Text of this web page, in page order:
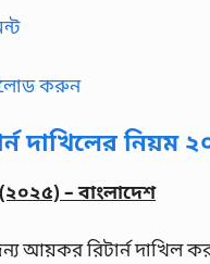
করুন
দাখিলের নিয়ম
– বাংলাদেশ
আয়কর রিটার্ন দাখিল